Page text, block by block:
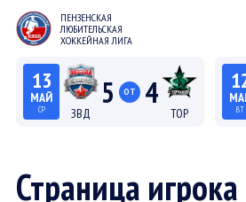
ПЕНЗЕНСКАЯ
ЛЮБИТЕЛЬСКАЯ
ХОККЕЙНАЯ ЛИГА
13
МАЙ
СР ЗВД
5 ОТ 4
ТОР ВТ
Страница игрока